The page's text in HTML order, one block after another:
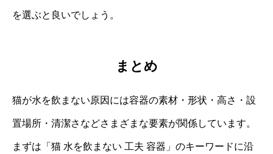
を選ぶと良いでしょう。
まとめ
猫が水を飲まない原因には容器の素材・形状・高さ・設
置場所・清潔さなどさまざまな要素が関係しています。
まずは「猫 水を飲まない 工夫 容器」のキーワードに沿